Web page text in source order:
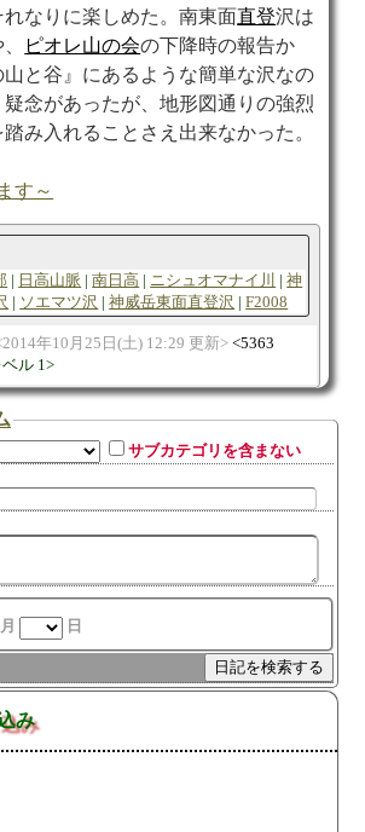
なりに楽しめた。南東面直登沢は
ピオレ山の会の下降時の報告か
山と谷』にあるような簡単な沢なの
念があったが、地形図通りの強烈
み入れることさえ出来なかった。
す～
日高山脈 南日高 ニシュオマナイ川
神
ソエマツ沢 神威岳東面直登沢 F2008
2014年10月25日(土) 12:29 更新
5363
ル 1
サブカテゴリを含まない
月 日
み